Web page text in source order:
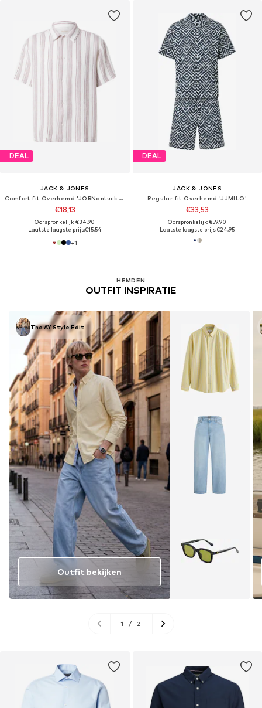
DEAL
JACK & JONES
Comfort fit Overhemd 'JORNantucket'
€18,13
Oorspronkelijk: €34,90
Laatste laagste prijs:€15,54
+1
DEAL
JACK & JONES
Regular fit Overhemd 'JJMILO'
€33,53
Oorspronkelijk: €59,90
Laatste laagste prijs:€24,95
HEMDEN
OUTFIT INSPIRATIE
The AY Style Edit
Outfit bekijken
1 / 2